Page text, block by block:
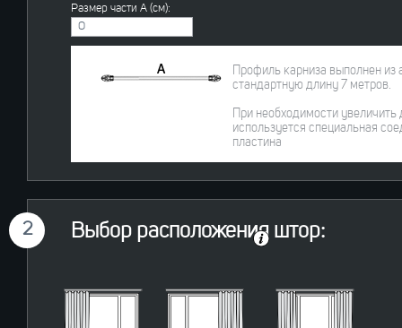
Размер части A (см):
Профиль карниза выполнен
стандартную длину 7 метров.
При необходимости увеличить
используется специальная
пластина
2 Выбор расположения штор: